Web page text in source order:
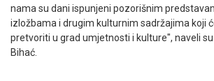
nama su dani ispunjeni pozorišnim
izložbama i drugim kulturnim sadržajima koji
pretvoriti u grad umjetnosti i kulture", naveli
Bihać.